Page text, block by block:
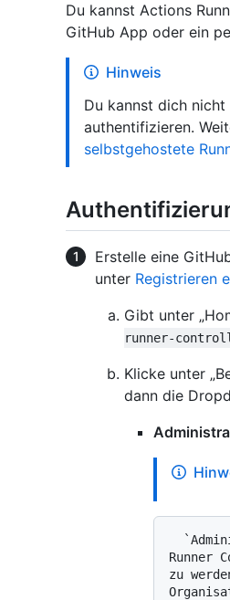
Du kannst Actions
GitHub App oder ein
Hinweis
Du kannst dich
authentifizieren.
selbstgehostete
Erstelle eine
unter Registrieren
Gibt unter
runner-
Klicke unter
dann die
Runner
zu